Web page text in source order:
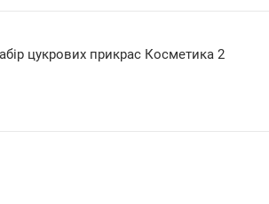
цукрових прикрас Косметика 2